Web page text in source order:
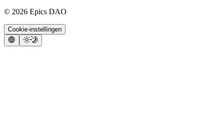
© 2026 Epics DAO
Cookie-instellingen